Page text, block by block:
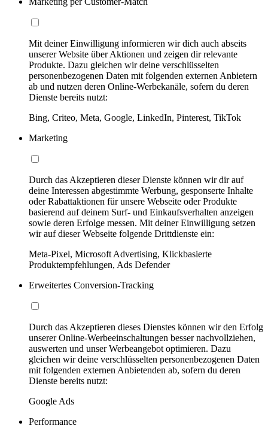
Mit deiner Einwilligung informieren wir dich auch abseits
unserer Website über Aktionen und zeigen dir relevante
Produkte. Dazu gleichen wir deine verschlüsselten
personenbezogenen Daten mit folgenden externen Anbietern
ab und nutzen deren Online-Werbekanäle, sofern du deren
Dienste bereits nutzt:
Bing, Criteo, Meta, Google, LinkedIn, Pinterest, TikTok
Marketing
Durch das Akzeptieren dieser Dienste können wir dir auf
deine Interessen abgestimmte Werbung, gesponserte Inhalte
oder Rabattaktionen für unsere Webseite oder Produkte
basierend auf deinem Surf- und Einkaufsverhalten anzeigen
sowie deren Erfolge messen. Mit deiner Einwilligung setzen
wir auf dieser Webseite folgende Drittdienste ein:
Meta-Pixel, Microsoft Advertising, Klickbasierte
Produktempfehlungen, Ads Defender
Erweitertes Conversion-Tracking
Durch das Akzeptieren dieses Dienstes können wir den Erfolg
unserer Online-Werbeeinschaltungen besser nachvollziehen,
auswerten und unser Werbeangebot optimieren. Dazu
gleichen wir deine verschlüsselten personenbezogenen Daten
mit folgenden externen Anbietenden ab, sofern du deren
Dienste bereits nutzt:
Google Ads
Performance